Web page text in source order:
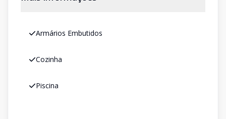
Armários Embutidos
Cozinha
Piscina